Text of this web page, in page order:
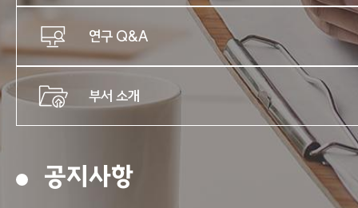
연구 Q&A
부서 소개
오늘 하루 보지 않기
오늘 하루 보지 않기
공지사항